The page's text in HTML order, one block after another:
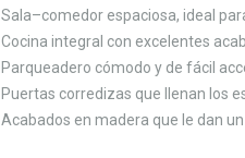
Sala–comedor espaciosa, ideal
Cocina integral con excelentes
Parqueadero cómodo y de fácil
Puertas corredizas que llenan los
Acabados en madera que le dan